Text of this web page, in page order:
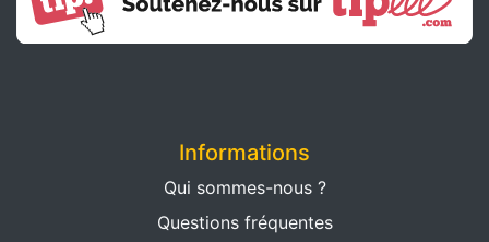
Informations
Qui sommes-nous ?
Questions fréquentes